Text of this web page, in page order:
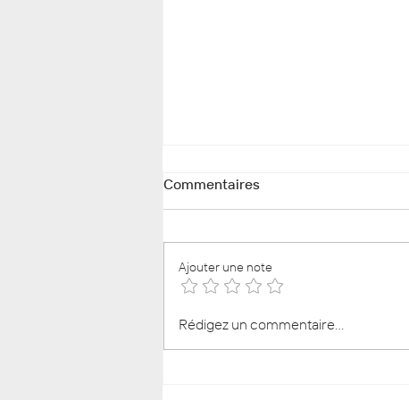
Comment cacher un vis-à-vis
Commentaires
Ajouter une note
Rédigez un commentaire...